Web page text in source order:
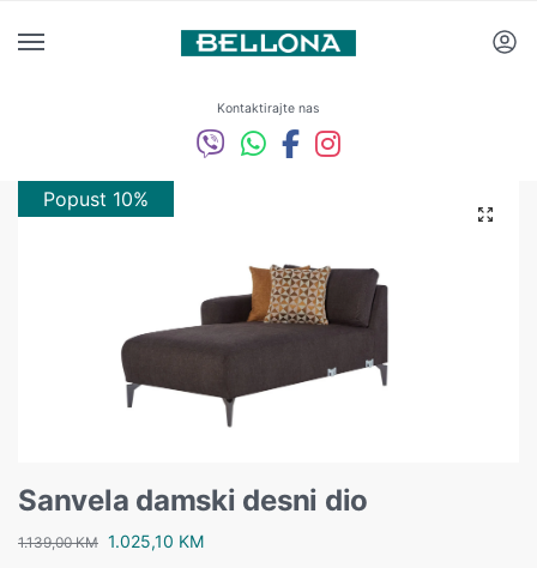
Kontaktirajte nas
Popust 10%
Sanvela damski desni dio
1.139,00KM 1.025,10 KM